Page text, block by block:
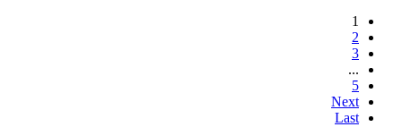
1
2
3
...
5
Next
Last